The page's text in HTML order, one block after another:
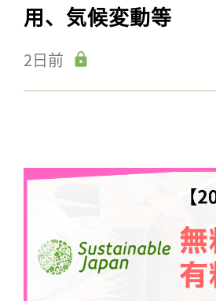
用、気候変動等
2日前